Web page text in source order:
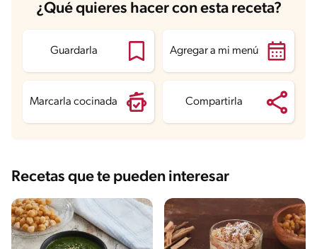
Carbohidratos
27.7 g
Energía 186.2 kcal
Proteína
Grasas saturadas 3.7 g
Sodio 172.8 mg
¿Qué quieres hacer con esta receta?
Guardarla Agregar a mi menú
Marcarla cocinada Compartirla
Recetas que te pueden interesar